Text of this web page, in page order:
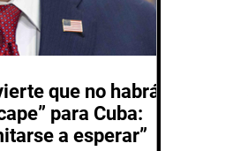
que no habrá
para Cuba:
a esperar”